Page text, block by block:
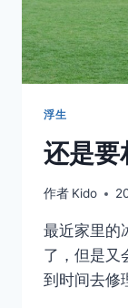
浮生
还是要
作者 Kido
最近家里的
了，但是又
到时间去修